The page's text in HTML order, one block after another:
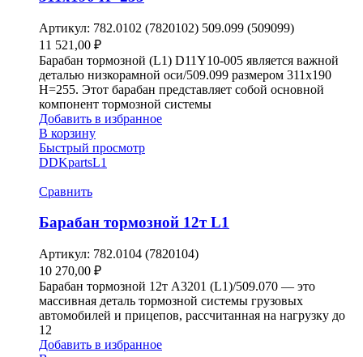
Артикул: 782.0102 (7820102) 509.099 (509099)
11 521,00 ₽
Барабан тормозной (L1) D11Y10-005 является важной
деталью низкорамной оси/509.099 размером 311х190
H=255. Этот барабан представляет собой основной
компонент тормозной системы
Добавить в избранное
В корзину
Быстрый просмотр
DDKpartsL1
Сравнить
Барабан тормозной 12т L1
Артикул: 782.0104 (7820104)
10 270,00 ₽
Барабан тормозной 12т A3201 (L1)/509.070 — это
массивная деталь тормозной системы грузовых
автомобилей и прицепов, рассчитанная на нагрузку до
12
Добавить в избранное